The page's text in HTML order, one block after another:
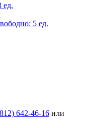
ед.
5 ед.
642-46-16 или